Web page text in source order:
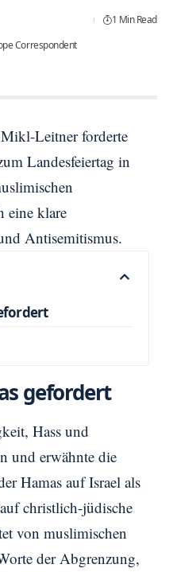
Correspondent
1 Min Read
Leitner forderte
Landesfeiertag in
eine klare
Antisemitismus.
gefordert
Hass und
und erwähnte die
Hamas auf Israel als
christlich-jüdische
von muslimischen
der Abgrenzung,